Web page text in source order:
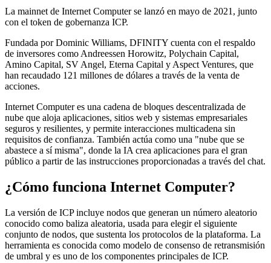
La mainnet de Internet Computer se lanzó en mayo de 2021, junto
con el token de gobernanza ICP.
Fundada por Dominic Williams, DFINITY cuenta con el respaldo
de inversores como Andreessen Horowitz, Polychain Capital,
Amino Capital, SV Angel, Eterna Capital y Aspect Ventures, que
han recaudado 121 millones de dólares a través de la venta de
acciones.
Internet Computer es una cadena de bloques descentralizada de
nube que aloja aplicaciones, sitios web y sistemas empresariales
seguros y resilientes, y permite interacciones multicadena sin
requisitos de confianza. También actúa como una "nube que se
abastece a sí misma", donde la IA crea aplicaciones para el gran
público a partir de las instrucciones proporcionadas a través del chat.
¿Cómo funciona Internet Computer?
La versión de ICP incluye nodos que generan un número aleatorio
conocido como baliza aleatoria, usada para elegir el siguiente
conjunto de nodos, que sustenta los protocolos de la plataforma. La
herramienta es conocida como modelo de consenso de retransmisión
de umbral y es uno de los componentes principales de ICP.